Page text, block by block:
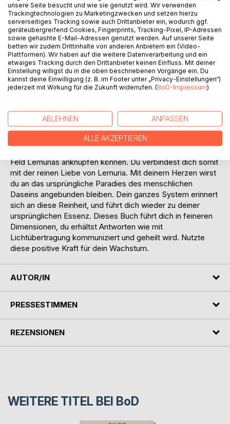
BESCHREIBUNG
Durch das Lesen dieses Buches verbindet sich dein Geist
mit der lichtvollen Zeit Lemurias und teilweise Atlantis. Dein
Bewusstsein wird dabei erhöht, deine Seele fängt an sich
kosmischen Gesetze und lernst die Unterschiede besser
erkennen, was dir Energie gibt und was dir Energie raubt.
Durch das Lesen dieses Buches wird sich dein Geist
Feld Lemurias anknüpfen können. Du verbindest dich somit
mit der reinen Liebe von Lemuria. Mit deinem Herzen wirst
du an das ursprüngliche Paradies des menschlichen
Daseins angebunden bleiben. Dein ganzes System erinnert
sich an diese Reinheit, und führt dich wieder zu deiner
ursprünglichen Essenz. Dieses Buch führt dich in feineren
Dimensionen, du erhältst Antworten wie mit
Lichtübertragung kommuniziert und geheilt wird. Nutzte
diese positive Kraft für dein Wachstum.
AUTOR/IN
PRESSESTIMMEN
REZENSIONEN
WEITERE TITEL BEI BoD
unsere Seite besucht und wie sie genutzt wird. Wir verwenden
Trackingtechnologien zu Marketingzwecken und setzen hierzu
serverseitiges Tracking sowie auch Drittanbieter ein, wodurch ggf.
geräteübergreifend Cookies, Fingerprints, Tracking-Pixel, IP-Adressen
sowie gehashte E-Mail-Adressen genutzt werden. Auf unserer Seite
betten wir zudem Drittinhalte von anderen Anbietern ein (Video-
Plattformen). Wir haben auf die weitere Datenverarbeitung und ein
etwaiges Tracking durch den Drittanbieter keinen Einfluss. Mit deiner
Einstellung willigst du in die oben beschriebenen Vorgänge ein. Du
kannst deine Einwilligung (z. B. im Footer unter „Privacy-Einstellungen“)
jederzeit mit Wirkung für die Zukunft widerrufen. (BoD-Impressum)
ABLEHNEN ANPASSEN
ALLE AKZEPTIEREN